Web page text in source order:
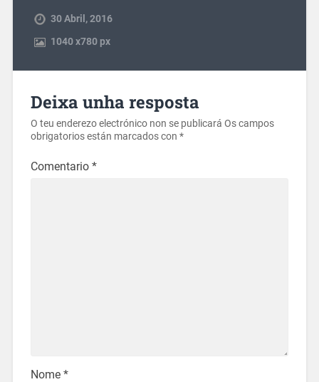
30 Abril, 2016
1040x780 px
Deixa unha resposta
O teu enderezo electrónico non se publicará Os campos
obrigatorios están marcados con *
Comentario *
Nome *